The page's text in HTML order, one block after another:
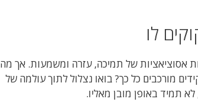
לו
אסוציאציות של תמיכה, עזרה ומשמעות. אך מה
מורכבים כל כך? בואו נצלול לתוך עולמה של
תמיד באופן מובן מאליו.